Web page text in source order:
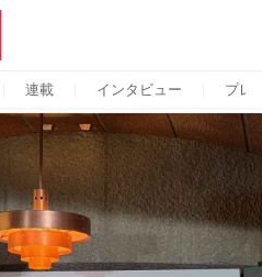
連載 インタビュー プレ